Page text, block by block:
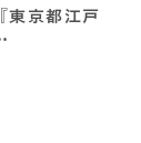
京都江戸